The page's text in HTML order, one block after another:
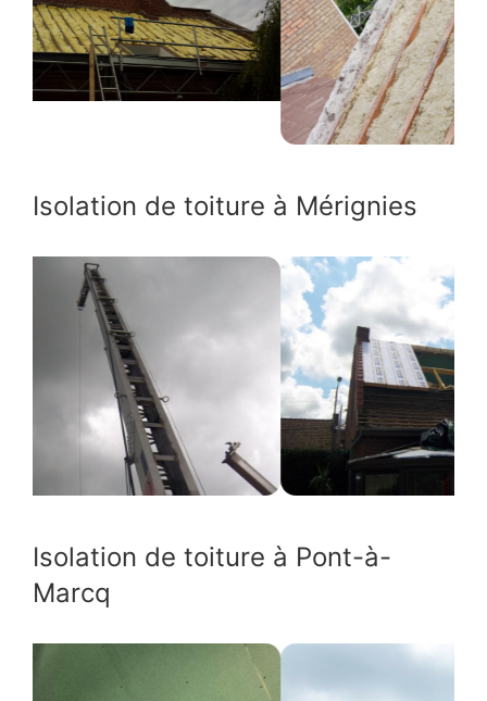
Isolation de toiture à Mérignies
Isolation de toiture à Pont-à-
Marcq